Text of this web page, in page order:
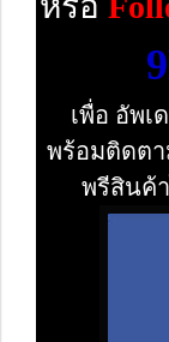
เพื่อ อัพ
พร้อมติดต
พรีสินค้